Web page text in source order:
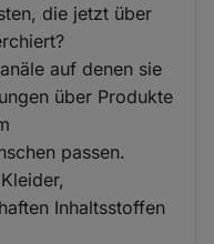
die jetzt über
auf denen sie
über Produkte
passen.
Inhaltsstoffen